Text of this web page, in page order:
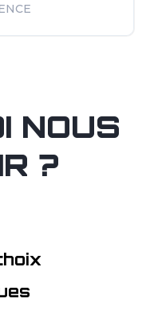
NOUS
?